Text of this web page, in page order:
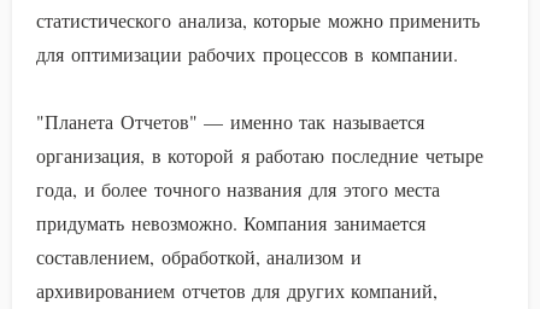
статистического анализа, которые можно применить
для оптимизации рабочих процессов в компании.
"Планета Отчетов" — именно так называется
организация, в которой я работаю последние четыре
года, и более точного названия для этого места
придумать невозможно. Компания занимается
составлением, обработкой, анализом и
архивированием отчетов для других компаний,